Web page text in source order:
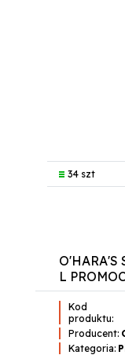
34 szt
O'HARA'S
L
Kod
produktu:
Producent:
Kategoria: